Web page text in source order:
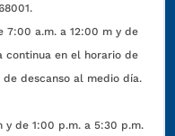
7:00 a.m. a 12:00 m y de
continua en el horario de
descanso al medio día.
de 1:00 p.m. a 5:30 p.m.